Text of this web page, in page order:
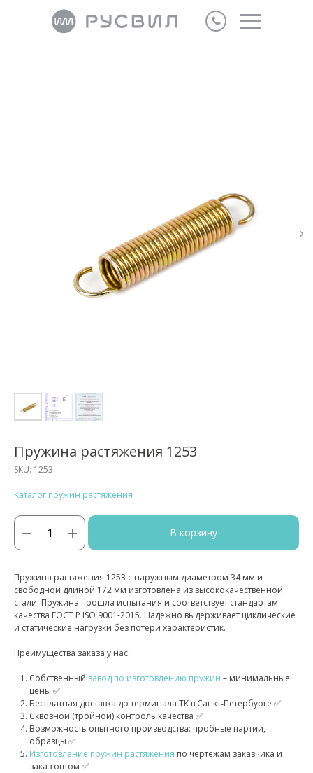
Пружина растяжения 1253
SKU: 1253
Каталог пружин растяжения
В корзину
Пружина растяжения 1253 с наружным диаметром 34 мм и
свободной длиной 172 мм изготовлена из высококачественной
стали. Пружина прошла испытания и соответствует стандартам
качества ГОСТ Р ISO 9001-2015. Надежно выдерживает циклические
и статические нагрузки без потери характеристик.
Преимущества заказа у нас:
Собственный завод по изготовлению пружин – минимальные
цены ✅
Бесплатная доставка до терминала ТК в Санкт‑Петербурге ✅
Сквозной (тройной) контроль качества ✅
Возможность опытного производства: пробные партии,
образцы ✅
Изготовление пружин растяжения по чертежам заказчика и
заказ оптом ✅